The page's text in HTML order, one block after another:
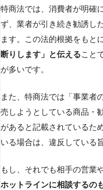
特商法では、消費者が明確
ず、業者が引き続き勧誘し
ます。この法的根拠をもとに
断りします」と伝えること
が多いです​​。
また、特商法では「事業者
売しようとしている商品・
があると記載されているた
いる場合は、違反している
もし、それでも相手の営業
ホットラインに相談するの